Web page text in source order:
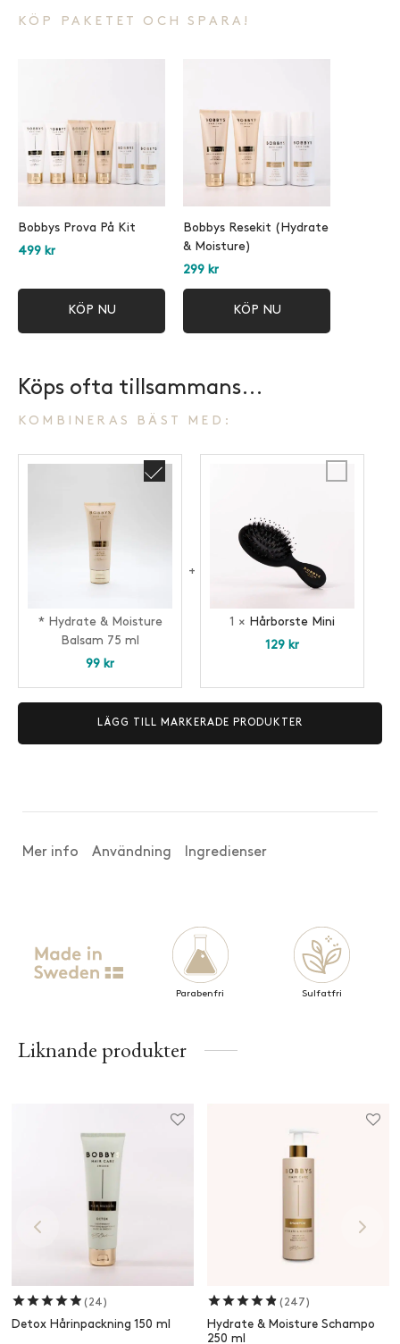
KÖP PAKETET OCH SPARA!
Bobbys Prova På Kit
499 kr
KÖP NU
Bobbys Resekit (Hydrate
& Moisture)
299 kr
KÖP NU
Köps ofta tillsammans...
KOMBINERAS BÄST MED:
Hydrate
* Hydrate & Moisture
Balsam 75 ml
99 kr
1 × Hårborste Mini
129 kr
LÄGG TILL MARKERADE PRODUKTER
Mer info Användning Ingredienser
Parabenfri Sulfatfri
Liknande produkter
Betygsatt
(24)
Detox Hårinpackning 150 ml
Betygsatt
(247)
Hydrate & Moisture Schampo
250 ml